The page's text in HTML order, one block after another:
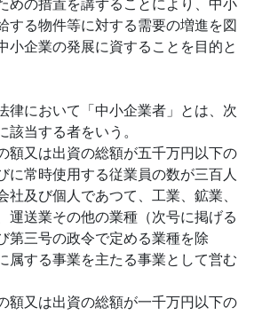
する物件等に対する需要の増進を図
小企業の発展に資することを目的と
律において「中小企業者」とは、次
該当する者をいう。
額又は出資の総額が五千万円以下の
に常時使用する従業員の数が三百人
社及び個人であつて、工業、鉱業、
運送業その他の業種（次号に掲げる
第三号の政令で定める業種を除
属する事業を主たる事業として営む
額又は出資の総額が一千万円以下の